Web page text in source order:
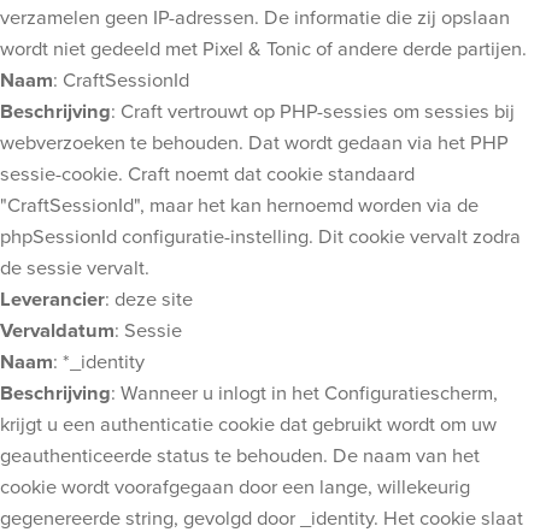
verzamelen geen IP-adressen. De informatie die zij opslaan
wordt niet gedeeld met Pixel & Tonic of andere derde partijen.
Naam: CraftSessionId
Beschrijving: Craft vertrouwt op PHP-sessies om sessies bij
webverzoeken te behouden. Dat wordt gedaan via het PHP
sessie-cookie. Craft noemt dat cookie standaard
"CraftSessionId", maar het kan hernoemd worden via de
phpSessionId configuratie-instelling. Dit cookie vervalt zodra
de sessie vervalt.
Leverancier: deze site
Vervaldatum: Sessie
Naam: *_identity
Beschrijving: Wanneer u inlogt in het Configuratiescherm,
krijgt u een authenticatie cookie dat gebruikt wordt om uw
geauthenticeerde status te behouden. De naam van het
cookie wordt voorafgegaan door een lange, willekeurig
gegenereerde string, gevolgd door _identity. Het cookie slaat